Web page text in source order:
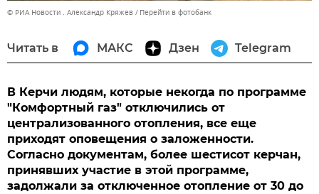
© РИА Новости . Александр Кряжев Перейти в фотобанк
Читать в МАКС Дзен Telegram
В Керчи людям, которые некогда по программе
"Комфортный газ" отключились от
централизованного отопления, все еще
приходят оповещения о заложенности.
Согласно документам, более шестисот керчан,
принявших участие в этой программе,
задолжали за отключенное отопление от 30 до